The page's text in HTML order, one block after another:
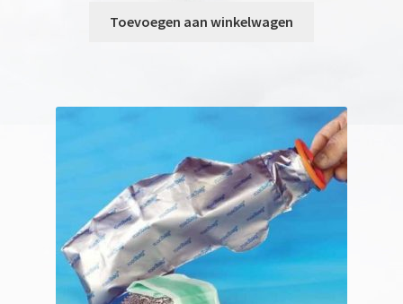
Toevoegen aan winkelwagen